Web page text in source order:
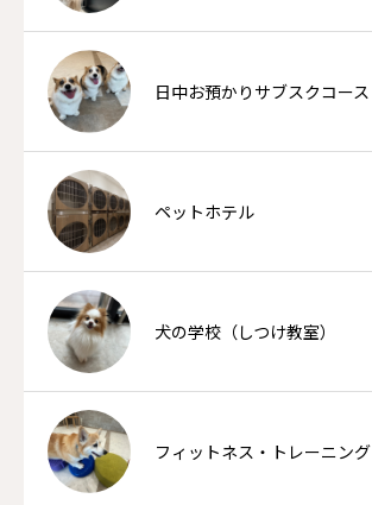
日中お預かりサブスクコース
ペットホテル
犬の学校（しつけ教室）
フィットネス・トレーニング